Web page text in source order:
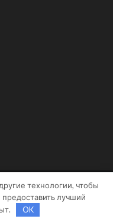
|CoverNewsот AF
технологии, чтобы
лучший
OK